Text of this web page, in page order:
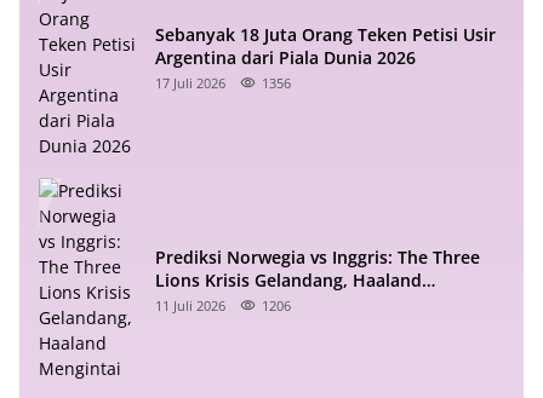
Sebanyak 18 Juta Orang Teken Petisi Usir
Argentina dari Piala Dunia 2026
17 Juli 2026 1356
Prediksi Norwegia vs Inggris: The Three
Lions Krisis Gelandang, Haaland
Mengintai
11 Juli 2026 1206